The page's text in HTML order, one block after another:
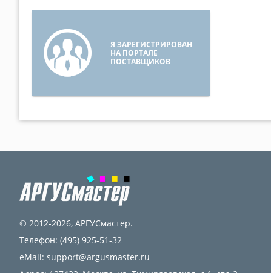
Я ЗАРЕГИСТРИРОВАН
НА ПОРТАЛЕ
ПОСТАВЩИКОВ
© 2012-2026, АРГУСмастер.
Телефон: (495) 925-51-32
eMail: support@argusmaster.ru